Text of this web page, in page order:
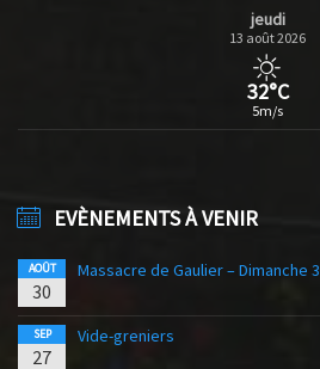
jeudi
13 août 2026
32°C
5m/s
EVÈNEMENTS À VENIR
AOÛT
30
Massacre de Gaulier – Dimanche
SEP
27
Vide-greniers